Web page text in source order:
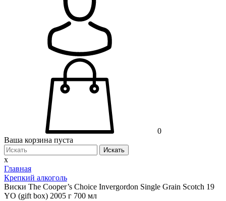
0
Ваша корзина пуста
Искать
x
Главная
Крепкий алкоголь
Виски The Cooper’s Choice Invergordon Single Grain Scotch 19
YO (gift box) 2005 г 700 мл